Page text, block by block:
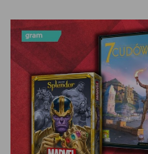
BACK TO SCHOOL
PREZENTOWNIKI
DIY
GOTUJĘ